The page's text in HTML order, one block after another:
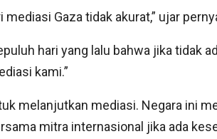
Gaza tidak akurat,” ujar
hari yang lalu bahwa jika tidak
kami.”
melanjutkan mediasi. Negara ini
mitra internasional jika ada